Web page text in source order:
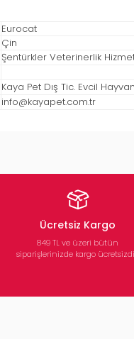
Eurocat
Çin
Şentürkler Veterinerlik
Kaya Pet Dış Tic. Evcil
info@kayapet.com.tr
Ücretsiz Kargo
849 TL ve üzeri bütün
siparişlerinizde kargo